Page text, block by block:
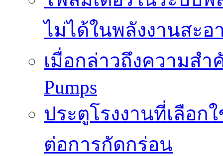
ไม่ได้ในพลังงานสะอ
เมื่อกล่าวถึงความสำ
Pumps
ประตูโรงงานที่เลือ
ต่อการกัดกร่อน